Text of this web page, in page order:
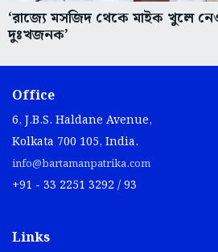
‘রাজ্যে মসজিদ থেকে মাইক খুলে
দুঃখজনক’
Office
6, J.B.S. Haldane Avenue,
Kolkata 700 105, India.
info@bartamanpatrika.com
+91 - 33 2251 3292 / 93
Links